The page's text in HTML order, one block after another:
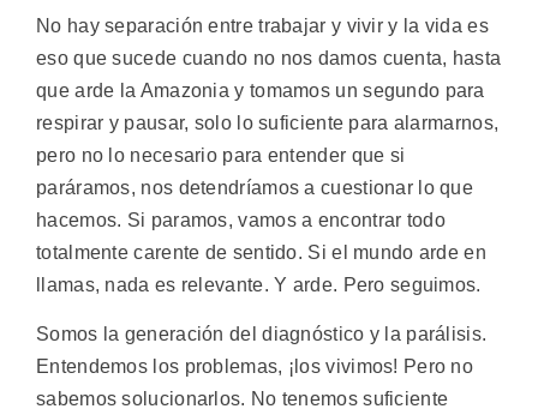
No hay separación entre trabajar y vivir y la vida es
eso que sucede cuando no nos damos cuenta, hasta
que arde la Amazonia y tomamos un segundo para
respirar y pausar, solo lo suficiente para alarmarnos,
pero no lo necesario para entender que si
paráramos, nos detendríamos a cuestionar lo que
hacemos. Si paramos, vamos a encontrar todo
totalmente carente de sentido. Si el mundo arde en
llamas, nada es relevante. Y arde. Pero seguimos.
Somos la generación del diagnóstico y la parálisis.
Entendemos los problemas, ¡los vivimos! Pero no
sabemos solucionarlos. No tenemos suficiente